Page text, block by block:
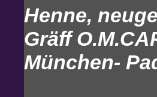
Henne,
Gräff
München-